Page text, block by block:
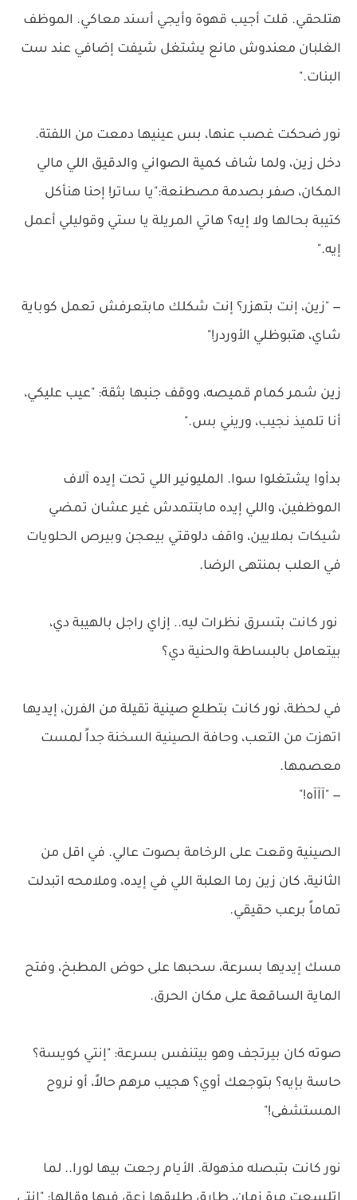
هتلحقي. قلت أجيب قهوة وأيجي أسند معاكي. الموظف
الغلبان معندوش مانع يشتغل شيفت إضافي عند ست
البنات."
نور ضحكت غصب عنها، بس عينيها دمعت من اللفتة.
دخل زين، ولما شاف كمية الصواني والدقيق اللي مالي
المكان، صفر بصدمة مصطنعة:"يا ساتر! إحنا هنأكل
كتيبة بحالها ولا إيه؟ هاتي المريلة يا ستي وقوليلي أعمل
إيه."
— "زين، إنت بتهزر؟ إنت شكلك مابتعرفش تعمل كوباية
شاي، هتبوظلي الأوردر!"
زين شمر كمام قميصه، ووقف جنبها بثقة: "عيب عليكي،
أنا تلميذ نجيب، وريني بس."
بدأوا يشتغلوا سوا. المليونير اللي تحت إيده آلاف
الموظفين، واللي إيده مابتتمدش غير عشان تمضي
شيكات بملايين، واقف دلوقتي بيعجن وبيرص الحلويات
في العلب بمنتهى الرضا.
نور كانت بتسرق نظرات ليه.. إزاي راجل بالهيبة دي،
بيتعامل بالبساطة والحنية دي؟
في لحظة، نور كانت بتطلع صينية تقيلة من الفرن، إيديها
اتهزت من التعب، وحافة الصينية السخنة جداً لمست
معصمها.
— "آآآه!"
الصينية وقعت على الرخامة بصوت عالي. في اقل من
الثانية، كان زين رما العلبة اللي في إيده، وملامحه اتبدلت
تماماً برعب حقيقي.
مسك إيديها بسرعة، سحبها على حوض المطبخ، وفتح
الماية الساقعة على مكان الحرق.
صوته كان بيرتجف وهو بيتنفس بسرعة: "إنتي كويسة؟
حاسة بإيه؟ بتوجعك أوي؟ هجيب مرهم حالاً، أو نروح
المستشفى!"
نور كانت بتبصله مذهولة. الأيام رجعت بيها لورا.. لما